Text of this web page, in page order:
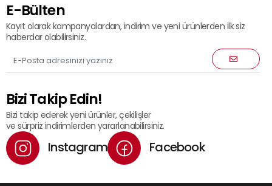
E-Bülten
Kayıt olarak kampanyalardan, indirim ve yeni ürünlerden ilk siz
haberdar olabilirsiniz.
Bizi Takip Edin!
Bizi takip ederek yeni ürünler, çekilişler
ve sürpriz indirimlerden yararlanabilirsiniz.
Instagram Facebook